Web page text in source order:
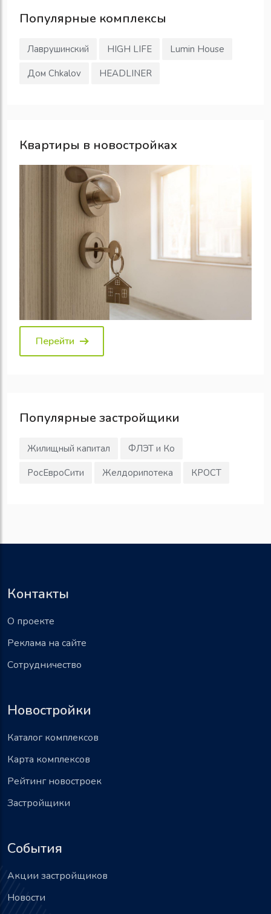
Популярные комплексы
Лаврушинский HIGH LIFE
Lumin House
Дом Chkalov
HEADLINER
Квартиры в новостройках
Перейти
Популярные застройщики
Жилищный капитал
ФЛЭТ и Ко
РосЕвроСити
Желдорипотека КРОСТ
Контакты
О проекте
Реклама на сайте
Сотрудничество
Новостройки
Каталог комплексов
Карта комплексов
Рейтинг новостроек
Застройщики
События
Акции застройщиков
Новости